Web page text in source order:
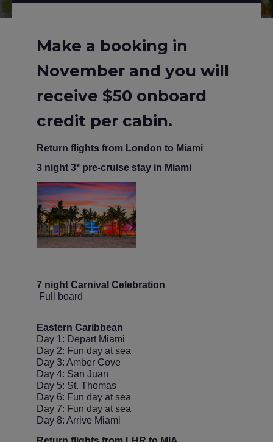
Make a booking in
November and you will
receive $50 onboard
credit per cabin.
Return flights from London to Miami
3 night 3* pre-cruise stay in Miami
7 night Carnival Celebration
Full board
Eastern Caribbean
Day 1: Depart Miami
Day 2: Fun day at sea
Day 3: Amber Cove
Day 4: San Juan
Day 5: St. Thomas
Day 6: Fun day at sea
Day 7: Fun day at sea
Day 8: Arrive Miami